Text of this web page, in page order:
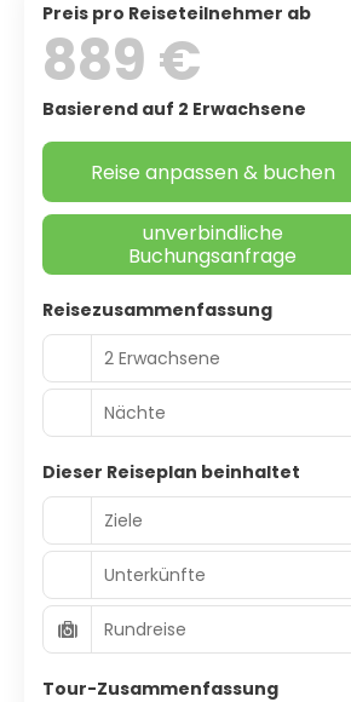
Preis pro Reiseteilnehmer ab
889 €
Basierend auf 2 Erwachsene
Reise anpassen & buchen
unverbindliche
Buchungsanfrage
Reisezusammenfassung
2 Erwachsene
Nächte
Dieser Reiseplan beinhaltet
Ziele
Unterkünfte
Rundreise
Tour-Zusammenfassung